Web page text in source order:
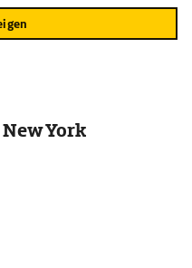
York